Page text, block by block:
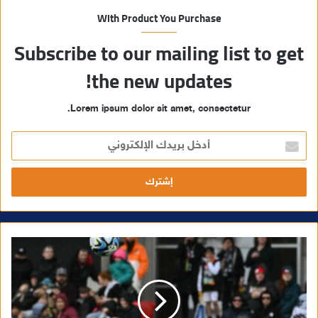
With Product You Purchase
Subscribe to our mailing list to get
the new updates!
Lorem ipsum dolor sit amet, consectetur.
خ
ل
ر
ا
ك
ت
ر